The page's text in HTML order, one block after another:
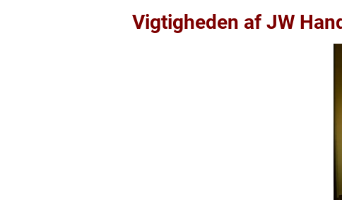
Vigtigheden af JW